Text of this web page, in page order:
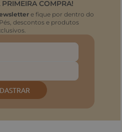
COMPRA!
e fique por dentro do
descontos e produtos